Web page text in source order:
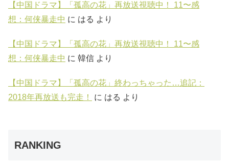
【中国ドラマ】「孤高の花」再放送視聴中！ 11〜感
想：何侠暴走中 に はる より
【中国ドラマ】「孤高の花」再放送視聴中！ 11〜感
想：何侠暴走中 に 韓信 より
【中国ドラマ】「孤高の花」終わっちゃった…追記：
2018年再放送も完走！
に はる より
RANKING